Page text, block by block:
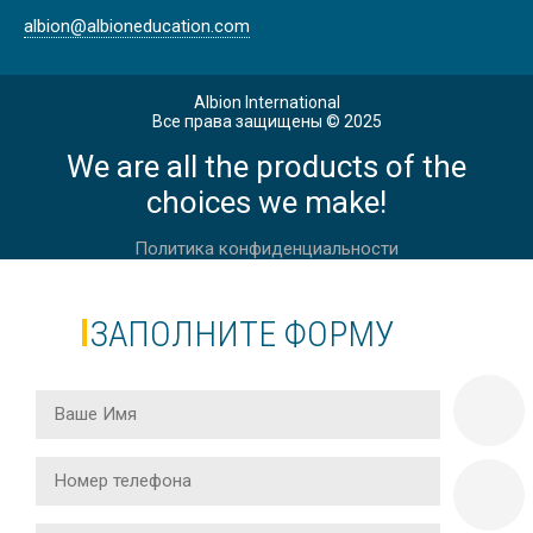
albion@albioneducation.com
Albion International
Все права защищены © 2025
We are all the products of the
choices we make!
Политика конфиденциальности
ЗАПОЛНИТЕ ФОРМУ